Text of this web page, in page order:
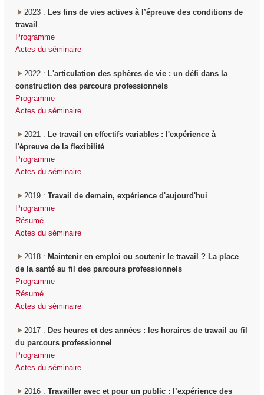
2023 : Les fins de vies actives à l’épreuve des conditions de
travail
Programme
Actes du séminaire
2022 : L'articulation des sphères de vie : un défi dans la
construction des parcours professionnels
Programme
Actes du séminaire
2021 : Le travail en effectifs variables : l'expérience à
l'épreuve de la flexibilité
Programme
Actes du séminaire
2019 : Travail de demain, expérience d'aujourd'hui
Programme
Résumé
Actes du séminaire
2018 : Maintenir en emploi ou soutenir le travail ? La place
de la santé au fil des parcours professionnels
Programme
Résumé
Actes du séminaire
2017 : Des heures et des années : les horaires de travail au fil
du parcours professionnel
Programme
Actes du séminaire
2016 : Travailler avec et pour un public : l’expérience des